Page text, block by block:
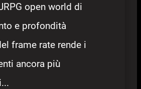
open world di
e profondità
frame rate rende i
ancora più